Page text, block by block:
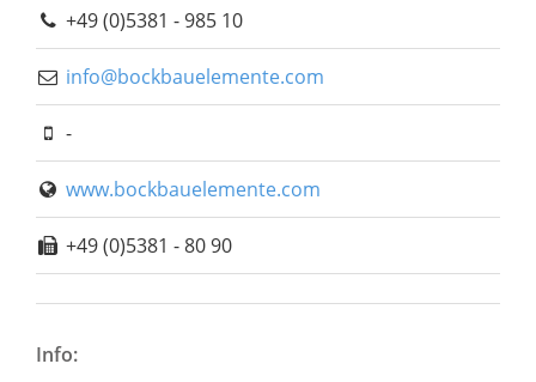
+49 (0)5381 - 985 10
info@bockbauelemente.com
-
www.bockbauelemente.com
+49 (0)5381 - 80 90
Info: